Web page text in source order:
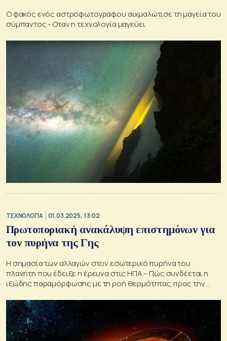
Ο φακός ενός αστροφωτογράφου αιχμαλώτισε τη μαγεία του
σύμπαντος - Οταν η τεχνολογία μαγεύει
ΤΕΧΝΟΛΟΓΙΑ 01.03.2025, 13:02
Πρωτοποριακή ανακάλυψη επιστημόνων για
τον πυρήνα της Γης
Η σημασία των αλλαγών στον εσωτερικό πυρήνα του
πλανήτη που έδειξε η έρευνα στις ΗΠΑ – Πώς συνδέεται η
ιξώδης παραμόρφωσης με τη ροή θερμότητας προς την